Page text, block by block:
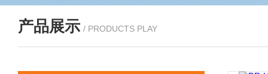
产品展示 / PRODUCTS PLAY